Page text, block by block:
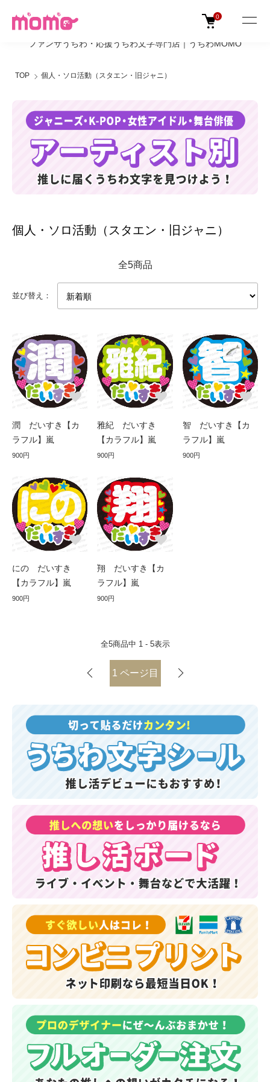
ファンサうちわ・応援うちわ文字専門店｜うちわMOMO
0
TOP 個人・ソロ活動（スタエン・旧ジャニ）
個人・ソロ活動（スタエン・旧ジャニ）
全5商品
並び替え：
潤 だいすき【カ
ラフル】嵐
900円
雅紀 だいすき
【カラフル】嵐
900円
智 だいすき【カ
ラフル】嵐
900円
にの だいすき
【カラフル】嵐
900円
翔 だいすき【カ
ラフル】嵐
900円
全5商品中 1 - 5表示
1 ページ目